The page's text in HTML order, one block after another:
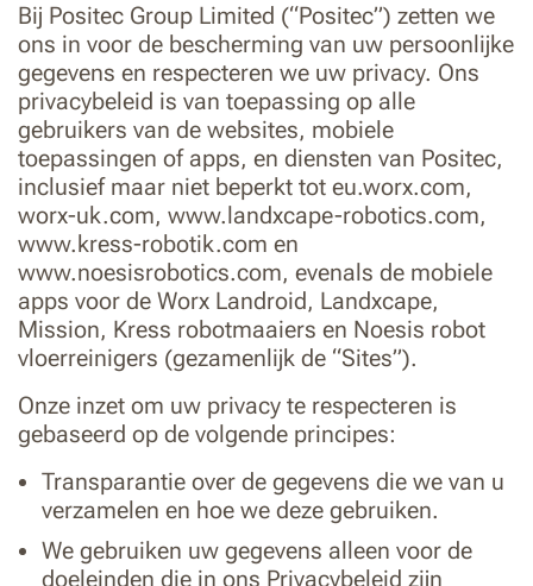
Bij Positec Group Limited (“Positec”) zetten we
ons in voor de bescherming van uw persoonlijke
gegevens en respecteren we uw privacy. Ons
privacybeleid is van toepassing op alle
gebruikers van de websites, mobiele
toepassingen of apps, en diensten van Positec,
inclusief maar niet beperkt tot eu.worx.com,
worx-uk.com, www.landxcape-robotics.com,
www.kress-robotik.com en
www.noesisrobotics.com, evenals de mobiele
apps voor de Worx Landroid, Landxcape,
Mission, Kress robotmaaiers en Noesis robot
vloerreinigers (gezamenlijk de “Sites”).
Onze inzet om uw privacy te respecteren is
gebaseerd op de volgende principes:
Transparantie over de gegevens die we van u
verzamelen en hoe we deze gebruiken.
We gebruiken uw gegevens alleen voor de
doeleinden die in ons Privacybeleid zijn